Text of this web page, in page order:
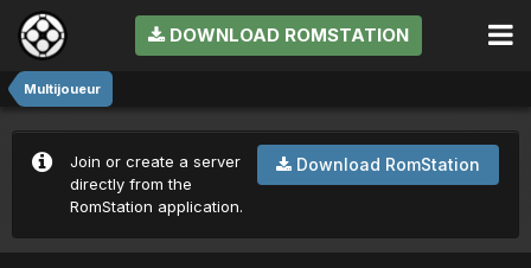
DOWNLOAD ROMSTATION
Multijoueur
Download RomStation
Join or create a server
directly from the
RomStation application.